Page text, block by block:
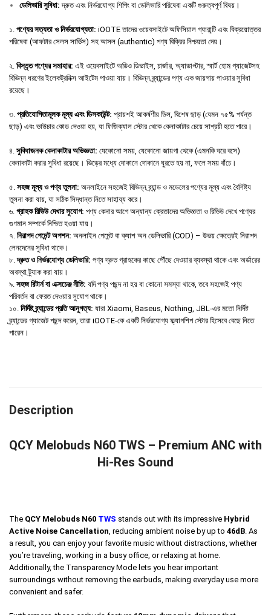
ডেলিভারি সুবিধা: দ্রুত এবং নির্ভরযোগ্য শিপিং বা ডেলিভারি পরিষেবা একটি গুরুত্বপূর্ণ বিষয়।
১. পণ্যের সত্যতা ও নির্ভরযোগ্যতা: iOOTE তাদের ওয়েবসাইটে অফিসিয়াল গ্যারান্টি এবং বিক্রয়োত্তর
পরিষেবা (আফটার সেলস সার্ভিস) সহ আসল (authentic) পণ্য বিক্রির নিশ্চয়তা দেয়।
২. বিস্তৃত পণ্যের সমাহার: এই ওয়েবসাইটে অডিও ডিভাইস, চার্জার, অ্যাডাপ্টার, স্মার্ট হোম গ্যাজেটসহ
বিভিন্ন ধরণের ইলেকট্রনিক্স আইটেম পাওয়া যায়। বিভিন্ন ব্র্যান্ডের পণ্য এক জায়গায় পাওয়ার সুবিধা
রয়েছে।
৩. প্রতিযোগিতামূলক মূল্য এবং ডিসকাউন্ট: প্রায়শই আকর্ষণীয় ডিল, বিশেষ ছাড় (যেমন ৭৫% পর্যন্ত
ছাড়) এবং ভাউচার কোড দেওয়া হয়, যা ফিজিক্যাল স্টোর থেকে কেনাকাটার চেয়ে সাশ্রয়ী হতে পারে।
৪. সুবিধাজনক কেনাকাটার অভিজ্ঞতা: যেকোনো সময়, যেকোনো জায়গা থেকে (এমনকি ঘরে বসে)
কেনাকাটা করার সুবিধা রয়েছে। ভিড়ের মধ্যে দোকানে দোকানে ঘুরতে হয় না, ফলে সময় বাঁচে।
৫. সহজ মূল্য ও পণ্য তুলনা: অনলাইনে সহজেই বিভিন্ন ব্র্যান্ড ও মডেলের পণ্যের মূল্য এবং বৈশিষ্ট্য
তুলনা করা যায়, যা সঠিক সিদ্ধান্ত নিতে সাহায্য করে।
৬. গ্রাহক রিভিউ দেখার সুযোগ: পণ্য কেনার আগে অন্যান্য ক্রেতাদের অভিজ্ঞতা ও রিভিউ দেখে পণ্যের
গুণমান সম্পর্কে নিশ্চিত হওয়া যায়।
৭. নিরাপদ পেমেন্ট অপশন: অনলাইন পেমেন্ট বা ক্যাশ অন ডেলিভারি (COD) – উভয় ক্ষেত্রেই নিরাপদ
লেনদেনের সুবিধা থাকে।
৮.দ্রুত ও নির্ভরযোগ্য ডেলিভারি: পণ্য দ্রুত গ্রাহকের কাছে পৌঁছে দেওয়ার ব্যবস্থা থাকে এবং অর্ডারের
অবস্থা ট্র্যাক করা যায়।
৯. সহজ রিটার্ন বা এক্সচেঞ্জ নীতি: যদি পণ্য পছন্দ না হয় বা কোনো সমস্যা থাকে, তবে সহজেই পণ্য
পরিবর্তন বা ফেরত দেওয়ার সুযোগ থাকে।
১০. নির্দিষ্ট ব্র্যান্ডের প্রতি আনুগত্য: যারা Xiaomi, Baseus, Nothing, JBL-এর মতো নির্দিষ্ট
ব্র্যান্ডের গ্যাজেট পছন্দ করেন, তারা iOOTE-কে একটি নির্ভরযোগ্য ফ্ল্যাগশিপ স্টোর হিসেবে বেছে নিতে
পারেন।
Description
QCY Melobuds N60 TWS – Premium ANC with
Hi-Res Sound
The QCY Melobuds N60 TWS stands out with its impressive Hybrid
Active Noise Cancellation, reducing ambient noise by up to 46dB. As
a result, you can enjoy your favorite music without distractions, whether
you’re traveling, working in a busy office, or relaxing at home.
Additionally, the Transparency Mode lets you hear important
surroundings without removing the earbuds, making everyday use more
convenient and safer.